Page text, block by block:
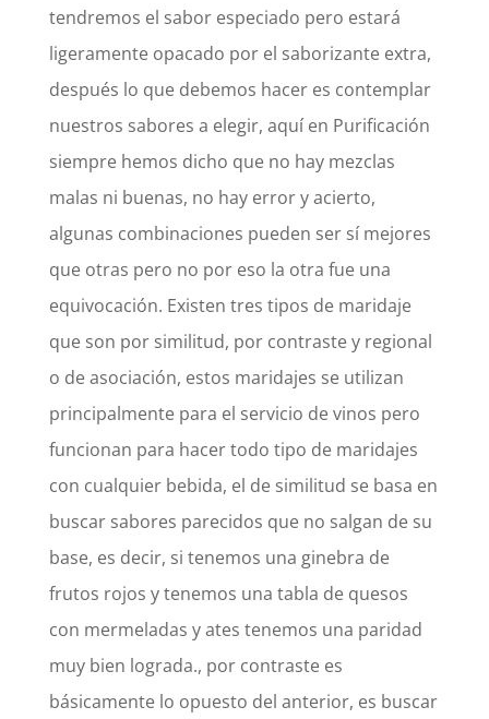
tendremos el sabor especiado pero estará
ligeramente opacado por el saborizante extra,
después lo que debemos hacer es contemplar
nuestros sabores a elegir, aquí en Purificación
siempre hemos dicho que no hay mezclas
malas ni buenas, no hay error y acierto,
algunas combinaciones pueden ser sí mejores
que otras pero no por eso la otra fue una
equivocación. Existen tres tipos de maridaje
que son por similitud, por contraste y regional
o de asociación, estos maridajes se utilizan
principalmente para el servicio de vinos pero
funcionan para hacer todo tipo de maridajes
con cualquier bebida, el de similitud se basa en
buscar sabores parecidos que no salgan de su
base, es decir, si tenemos una ginebra de
frutos rojos y tenemos una tabla de quesos
con mermeladas y ates tenemos una paridad
muy bien lograda., por contraste es
básicamente lo opuesto del anterior, es buscar